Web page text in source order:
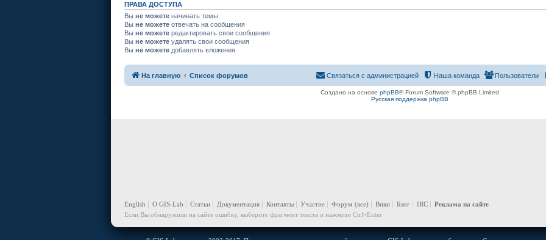
ПРАВА ДОСТУПА
Вы не можете начинать темы
Вы не можете отвечать на сообщения
Вы не можете редактировать свои сообщения
Вы не можете удалять свои сообщения
Вы не можете добавлять вложения
На главную Список форумов Пользователи
Наша команда
Связаться с администрацией
Создано на основе phpBB® Forum Software © phpBB Limited
Русская поддержка phpBB
English О GIS-Lab Статьи Документация Контакты Участие Форум (все) Вики Блог IRC
Реклама на сайте
Если Вы обнаружили на сайте ошибку, выберите фрагмент текста и нажмите Ctrl+Enter